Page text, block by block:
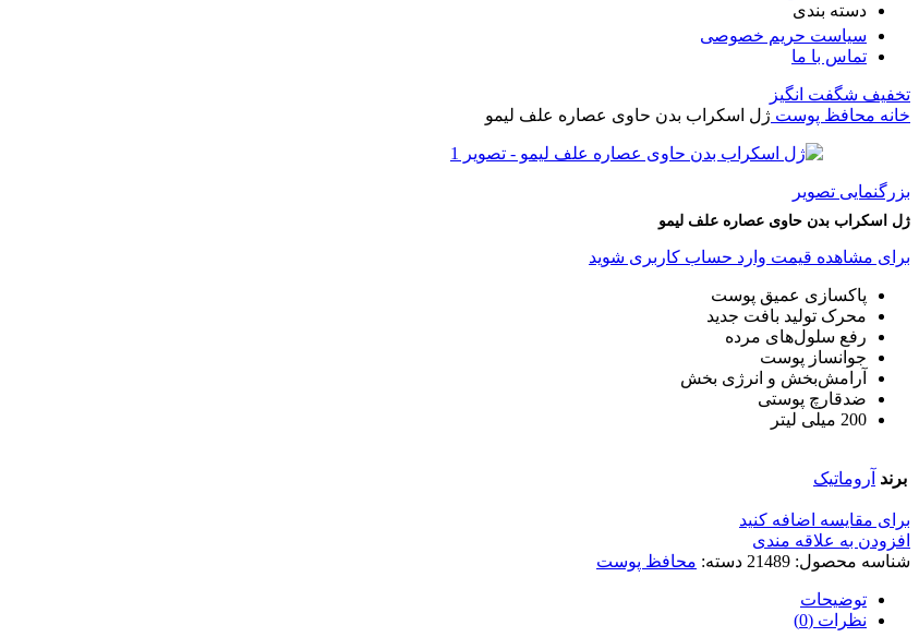
دسته بندی
سیاست حریم خصوصی
تماس با ما
تخفیف شگفت انگیز
خانه محافظ پوست ژل اسکراب بدن حاوی عصاره علف لیمو
بزرگنمایی تصویر
ژل اسکراب بدن حاوی عصاره علف لیمو
برای مشاهده قیمت وارد حساب کاربری شوید
پاکسازی عمیق پوست
محرک تولید بافت جدید
رفع سلول‌های مرده
جوانساز پوست
آرامش‌بخش و انرژی بخش
ضدقارچ پوستی
200 میلی لیتر
برند آروماتیک
برای مقایسه اضافه کنید
افزودن به علاقه مندی
شناسه محصول: 21489 دسته: محافظ پوست
توضیحات
نظرات (0)